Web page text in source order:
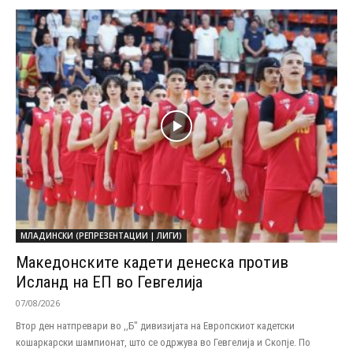
МЛАДИНСКИ (РЕПРЕЗЕНТАЦИИ | ЛИГИ)
Македонските кадети денеска против
Исланд на ЕП во Гевгелија
07/08/2026
Втор ден натпревари во ,,Б" дивизијата на Европскиот кадетски
кошаркарски шампионат, што се одржува во Гевгелија и Скопје. По